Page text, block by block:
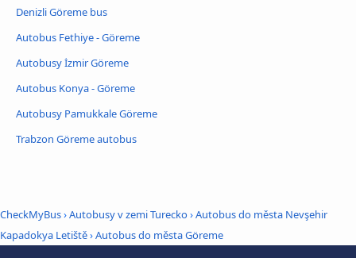
Denizli Göreme bus
Autobus Fethiye - Göreme
Autobusy İzmir Göreme
Autobus Konya - Göreme
Autobusy Pamukkale Göreme
Trabzon Göreme autobus
CheckMyBus›Autobusy v zemi Turecko›Autobus do města Nevşehir
Kapadokya Letiště›Autobus do města Göreme